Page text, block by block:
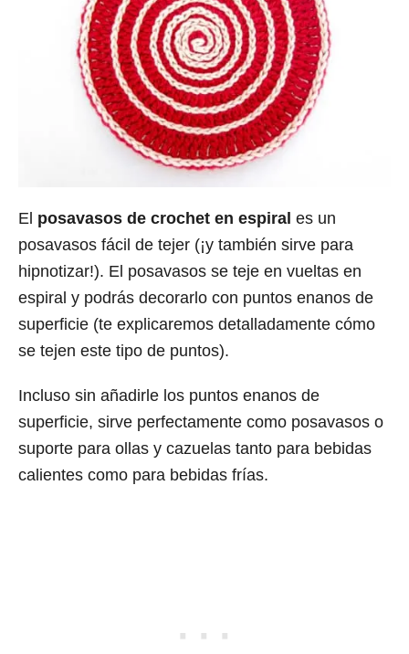
El posavasos de crochet en espiral es un
posavasos fácil de tejer (¡y también sirve para
hipnotizar!). El posavasos se teje en vueltas en
espiral y podrás decorarlo con puntos enanos de
superficie (te explicaremos detalladamente cómo
se tejen este tipo de puntos).
Incluso sin añadirle los puntos enanos de
superficie, sirve perfectamente como posavasos o
suporte para ollas y cazuelas tanto para bebidas
calientes como para bebidas frías.